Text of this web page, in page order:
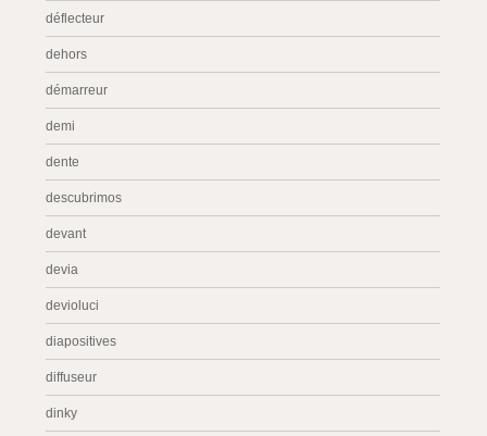
déflecteur
dehors
démarreur
demi
dente
descubrimos
devant
devia
devioluci
diapositives
diffuseur
dinky